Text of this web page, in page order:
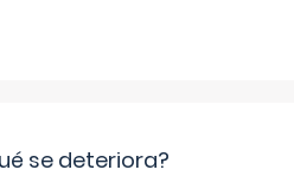
se deteriora?